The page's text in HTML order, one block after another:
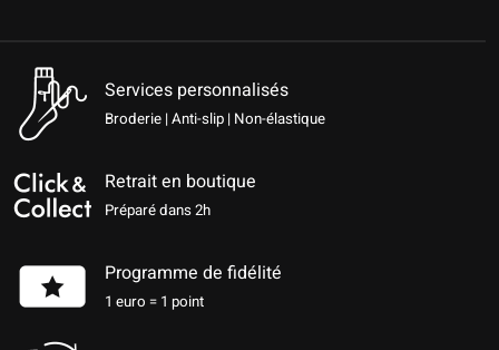
Services personnalisés
Broderie | Anti-slip | Non-élastique
Retrait en boutique
Préparé dans 2h
Programme de fidélité
1 euro = 1 point